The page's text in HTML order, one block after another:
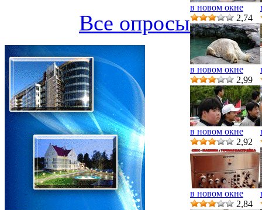
Все опросы
в новом окне
2,74
в новом окне
2,99
в новом окне
2,92
в новом окне
2,84